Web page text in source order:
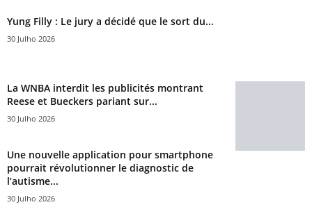
Yung Filly : Le jury a décidé que le sort du...
30 Julho 2026
La WNBA interdit les publicités montrant
Reese et Bueckers pariant sur...
30 Julho 2026
Une nouvelle application pour smartphone
pourrait révolutionner le diagnostic de
l’autisme...
30 Julho 2026